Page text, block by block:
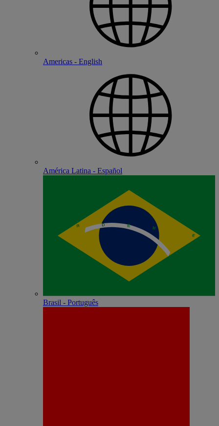
Americas - English
América Latina - Español
Brasil - Português